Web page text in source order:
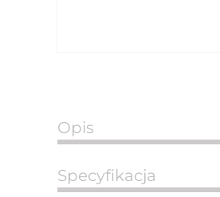
Opis
Specyfikacja